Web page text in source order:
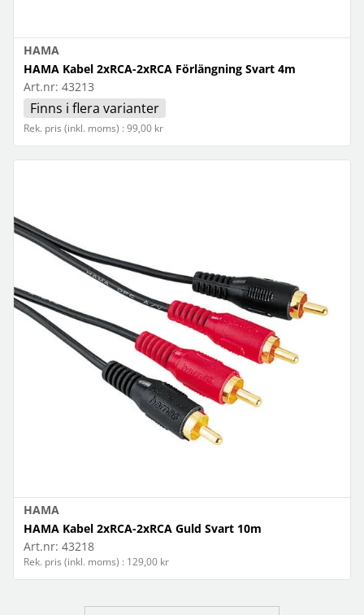
HAMA
HAMA Kabel 2xRCA-2xRCA Förlängning Svart 4m
Art.nr: 43213
Finns i flera varianter
Rek. pris (inkl. moms) : 99,00 kr
HAMA
HAMA Kabel 2xRCA-2xRCA Guld Svart 10m
Art.nr: 43218
Rek. pris (inkl. moms) : 129,00 kr